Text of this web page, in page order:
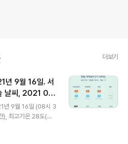
슈에 발언하는~ 不老巨
더보기
년 9월 16일. 서
날씨, 2021 091
, 자외선
년 9월 16일 (08시 3
최고기온 28도(낮)
온입니다 아침에 최